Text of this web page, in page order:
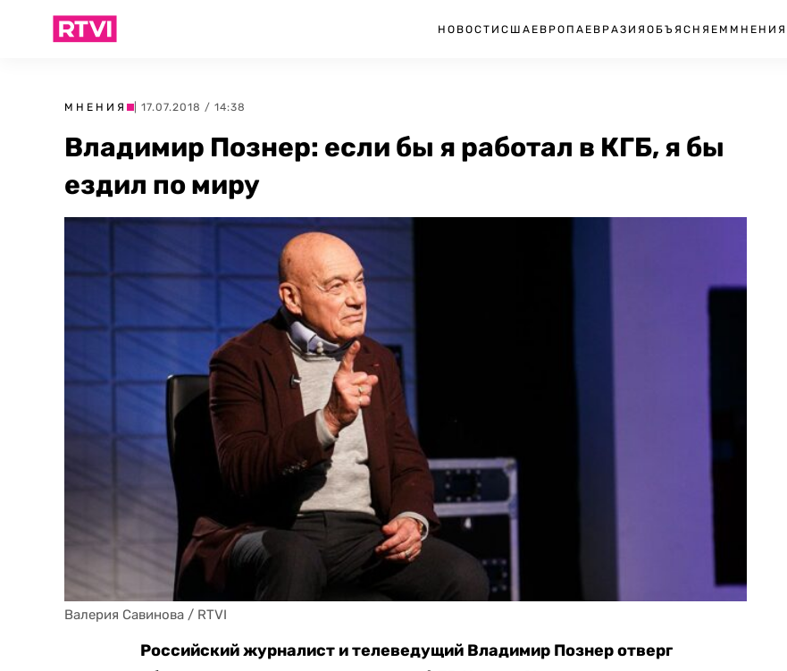
НОВОСТИ США ЕВРОПА ЕВРАЗИЯ ОБЪЯСНЯЕМ МНЕНИЯ
МНЕНИЯ | 17.07.2018 / 14:38
Владимир Познер: если бы я работал в КГБ, я бы
ездил по миру
Валерия Савинова / RTVI
Российский журналист и телеведущий Владимир Познер отверг